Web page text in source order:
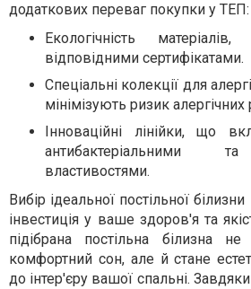
додаткових переваг покупки у ТЕП:
Екологічність
відповідними сертифікатами.
Спеціальні колекції для
мінімізують ризик алергічних
Інноваційні лінійки, що
антибактеріальними
властивостями.
Вибір ідеальної постільної
інвестиція у ваше здоров'я та
підібрана постільна білизна не
комфортний сон, але й стане
до інтер'єру вашої спальні.